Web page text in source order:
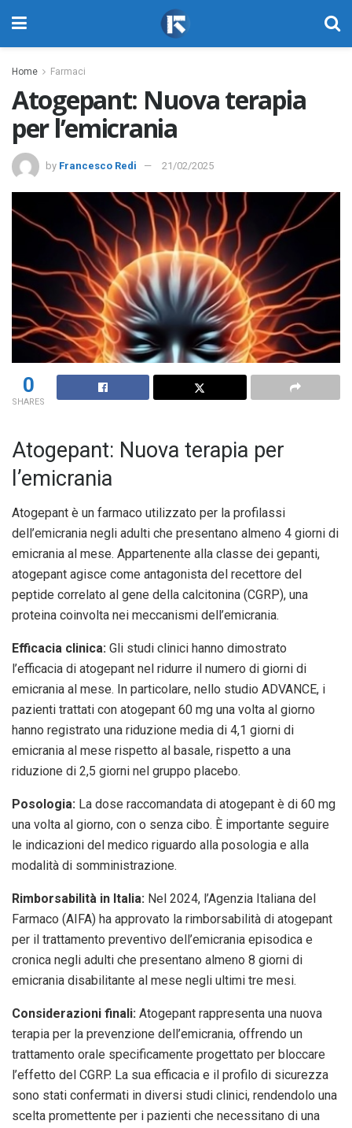
Home Farmaci
Atogepant: Nuova terapia
per l’emicrania
by Francesco Redi 21/02/2025
0
SHARES
Atogepant: Nuova terapia per
l’emicrania
Atogepant è un farmaco utilizzato per la profilassi
dell’emicrania negli adulti che presentano almeno 4 giorni di
emicrania al mese. Appartenente alla classe dei gepanti,
atogepant agisce come antagonista del recettore del
peptide correlato al gene della calcitonina (CGRP), una
proteina coinvolta nei meccanismi dell’emicrania.
Efficacia clinica: Gli studi clinici hanno dimostrato
l’efficacia di atogepant nel ridurre il numero di giorni di
emicrania al mese. In particolare, nello studio ADVANCE, i
pazienti trattati con atogepant 60 mg una volta al giorno
hanno registrato una riduzione media di 4,1 giorni di
emicrania al mese rispetto al basale, rispetto a una
riduzione di 2,5 giorni nel gruppo placebo.
Posologia: La dose raccomandata di atogepant è di 60 mg
una volta al giorno, con o senza cibo. È importante seguire
le indicazioni del medico riguardo alla posologia e alla
modalità di somministrazione.
Rimborsabilità in Italia: Nel 2024, l’Agenzia Italiana del
Farmaco (AIFA) ha approvato la rimborsabilità di atogepant
per il trattamento preventivo dell’emicrania episodica e
cronica negli adulti che presentano almeno 8 giorni di
emicrania disabilitante al mese negli ultimi tre mesi.
Considerazioni finali: Atogepant rappresenta una nuova
terapia per la prevenzione dell’emicrania, offrendo un
trattamento orale specificamente progettato per bloccare
l’effetto del CGRP. La sua efficacia e il profilo di sicurezza
sono stati confermati in diversi studi clinici, rendendolo una
scelta promettente per i pazienti che necessitano di una